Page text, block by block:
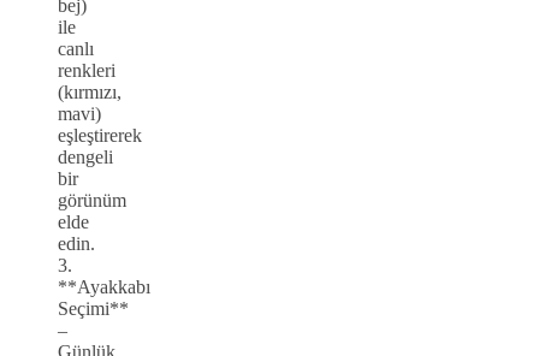
bej)
ile
canlı
renkleri
(kırmızı,
mavi)
eşleştirerek
dengeli
bir
görünüm
elde
edin.
3.
**Ayakkabı
Seçimi**
–